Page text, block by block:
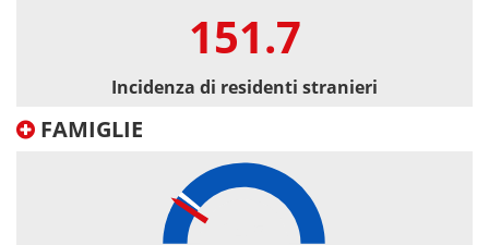
151.7
Incidenza di residenti stranieri
FAMIGLIE